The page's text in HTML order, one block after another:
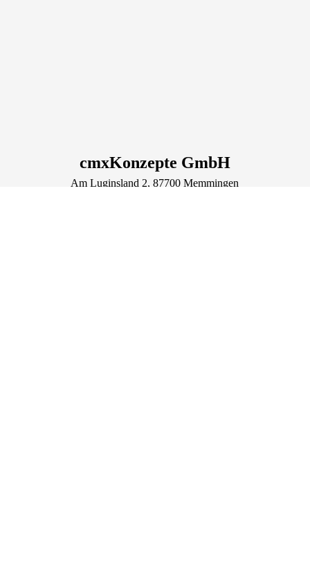
cmxKonzepte GmbH
Am Luginsland 2, 87700Memmingen